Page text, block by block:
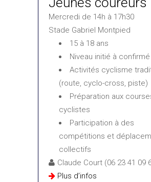
Mercredi de 14h à 17h30
Stade Gabriel Montpied
15 à 18 ans
Niveau initié à confirmé
Activités cyclisme
(route, cyclo-cross, piste)
Préparation aux
cyclistes
Participation à des
compétitions et
collectifs
Claude Court (06 23 41 09
Plus d’infos